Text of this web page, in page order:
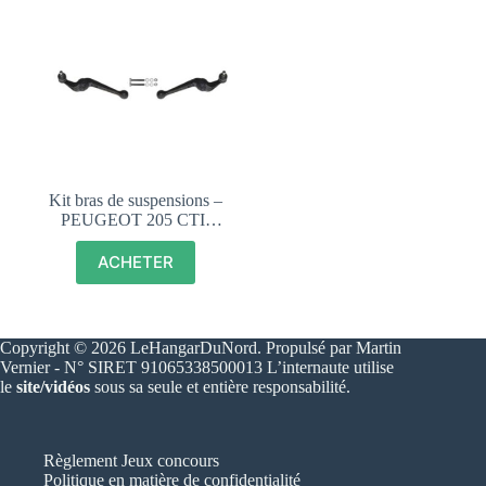
Kit bras de suspensions –
PEUGEOT 205 CTI-
DIESEL-ESSENCE –
19310 19311
ACHETER
Copyright © 2026 LeHangarDuNord. Propulsé par Martin
Vernier - N° SIRET 91065338500013 L’internaute utilise
le site/vidéos sous sa seule et entière responsabilité.
Règlement Jeux concours
Politique en matière de confidentialité